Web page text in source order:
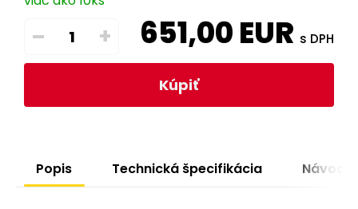
– + 651,00EUR s DPH
Kúpiť
Popis Technická špecifikácia Návody